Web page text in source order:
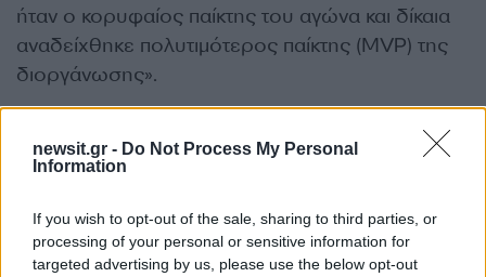
newsit.gr - Do Not Process My Personal
Information
If you wish to opt-out of the sale, sharing to third parties, or
processing of your personal or sensitive information for
targeted advertising by us, please use the below opt-out
ήταν ο κορυφαίος παίκτης του αγώνα και δίκαια
αναδείχθηκε πολυτιμότερος παίκτης (MVP) της
διοργάνωσης».
ΔΙΑΦΗΜΙΣΗ